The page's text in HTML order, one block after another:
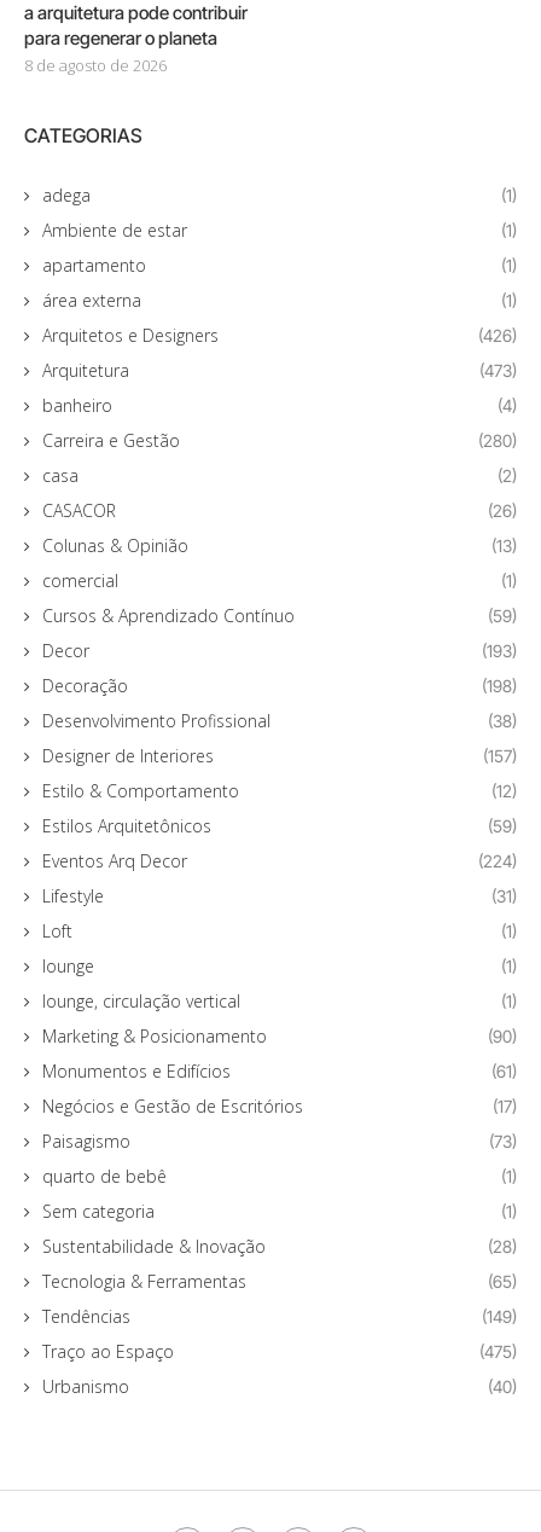
a arquitetura pode contribuir
para regenerar o planeta
8 de agosto de 2026
CATEGORIAS
adega (1)
Ambiente de estar (1)
apartamento (1)
área externa (1)
Arquitetos e Designers (426)
Arquitetura (473)
banheiro (4)
Carreira e Gestão (280)
casa (2)
CASACOR (26)
Colunas & Opinião (13)
comercial (1)
Cursos & Aprendizado Contínuo (59)
Decor (193)
Decoração (198)
Desenvolvimento Profissional (38)
Designer de Interiores (157)
Estilo & Comportamento (12)
Estilos Arquitetônicos (59)
Eventos Arq Decor (224)
Lifestyle (31)
Loft (1)
lounge (1)
lounge, circulação vertical (1)
Marketing & Posicionamento (90)
Monumentos e Edifícios (61)
Negócios e Gestão de Escritórios (17)
Paisagismo (73)
quarto de bebê (1)
Sem categoria (1)
Sustentabilidade & Inovação (28)
Tecnologia & Ferramentas (65)
Tendências (149)
Traço ao Espaço (475)
Urbanismo (40)